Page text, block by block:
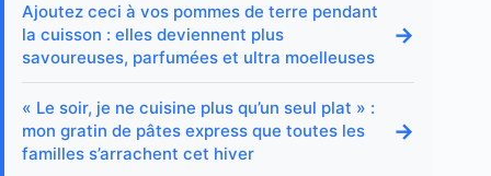
Ajoutez ceci à vos pommes de terre pendant
la cuisson : elles deviennent plus
savoureuses, parfumées et ultra moelleuses
→
« Le soir, je ne cuisine plus qu’un seul plat » :
mon gratin de pâtes express que toutes les
familles s’arrachent cet hiver
→